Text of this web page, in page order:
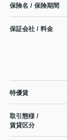
保険名 / 保険期間
保証会社 / 料金
特優賃
取引態様 /
賃貸区分